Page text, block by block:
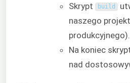
Skrypt
build
naszego
produkcyjnego).
Na koniec
nad